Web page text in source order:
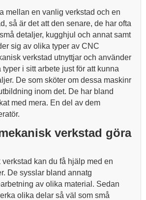
mellan en vanlig verkstad och en
så är det att den senare, de har ofta
detaljer, kugghjul och annat samt
sig av olika typer av CNC
verkstad utnyttjar och använder
i sitt arbete just för att kunna
De som sköter om dessa maskinr
inom det. De har bland
med mera. En del av dem
verkstad göra
kan du få hjälp med en
De sysslar bland annatg
av olika material. Sedan
olika delar så väl som små